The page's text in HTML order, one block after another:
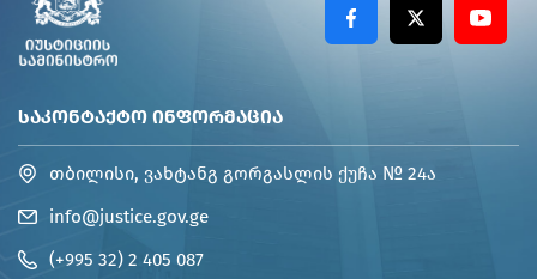
ᲡᲐᲙᲝᲜᲢᲐᲥᲢᲝ ᲘᲜᲤᲝᲠᲛᲐᲪᲘᲐ
თბილისი, ვახტანგ გორგასლის ქუჩა № 24ა
info@justice.gov.ge
(+995 32) 2 405 087